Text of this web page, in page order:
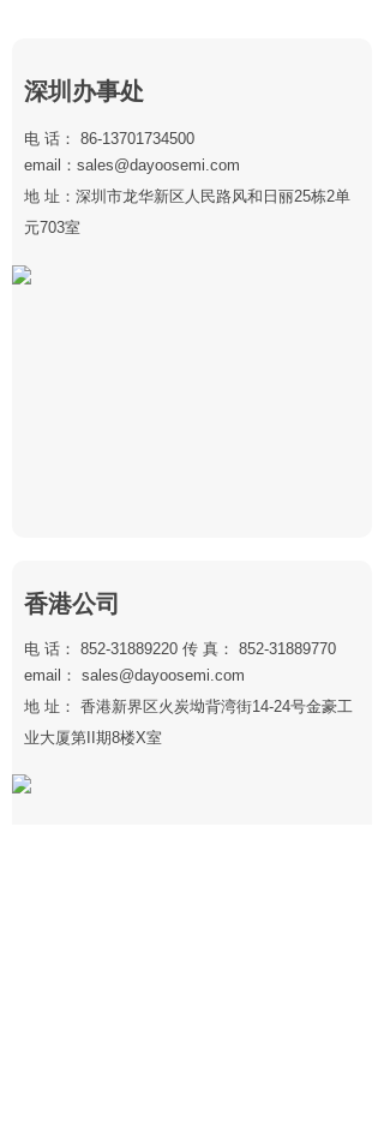
香港公司
电 话： 852-31889220 传 真： 852-31889770
email： sales@dayoosemi.com
地 址： 香港新界区火炭坳背湾街14-24号金豪工
业大厦第II期8楼X室
深圳办事处
电 话： 86-13701734500
email：sales@dayoosemi.com
地 址：深圳市龙华新区人民路风和日丽25栋2单
元703室